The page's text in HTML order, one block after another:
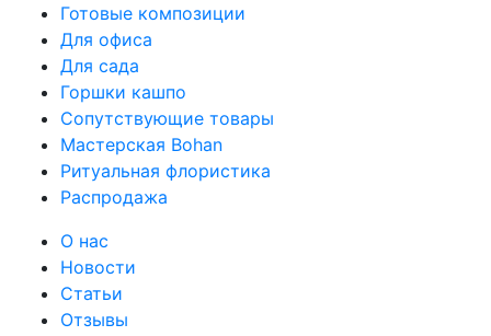
Готовые композиции
Для офиса
Для сада
Горшки кашпо
Сопутствующие товары
Мастерская Bohan
Ритуальная флористика
Распродажа
О нас
Новости
Статьи
Отзывы